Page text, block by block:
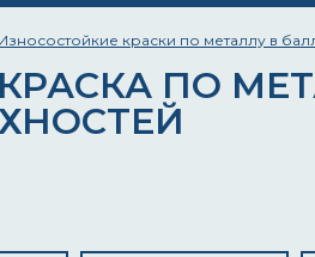
Износостойкие краски по металлу в
ПО